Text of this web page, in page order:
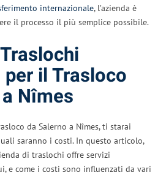
internazionale, l’azienda è
il processo il più semplice possibile.
il Trasloco
Nîmes
da Salerno a Nîmes, ti starai
saranno i costi. In questo articolo,
di traslochi offre servizi
e come i costi sono influenzati da vari